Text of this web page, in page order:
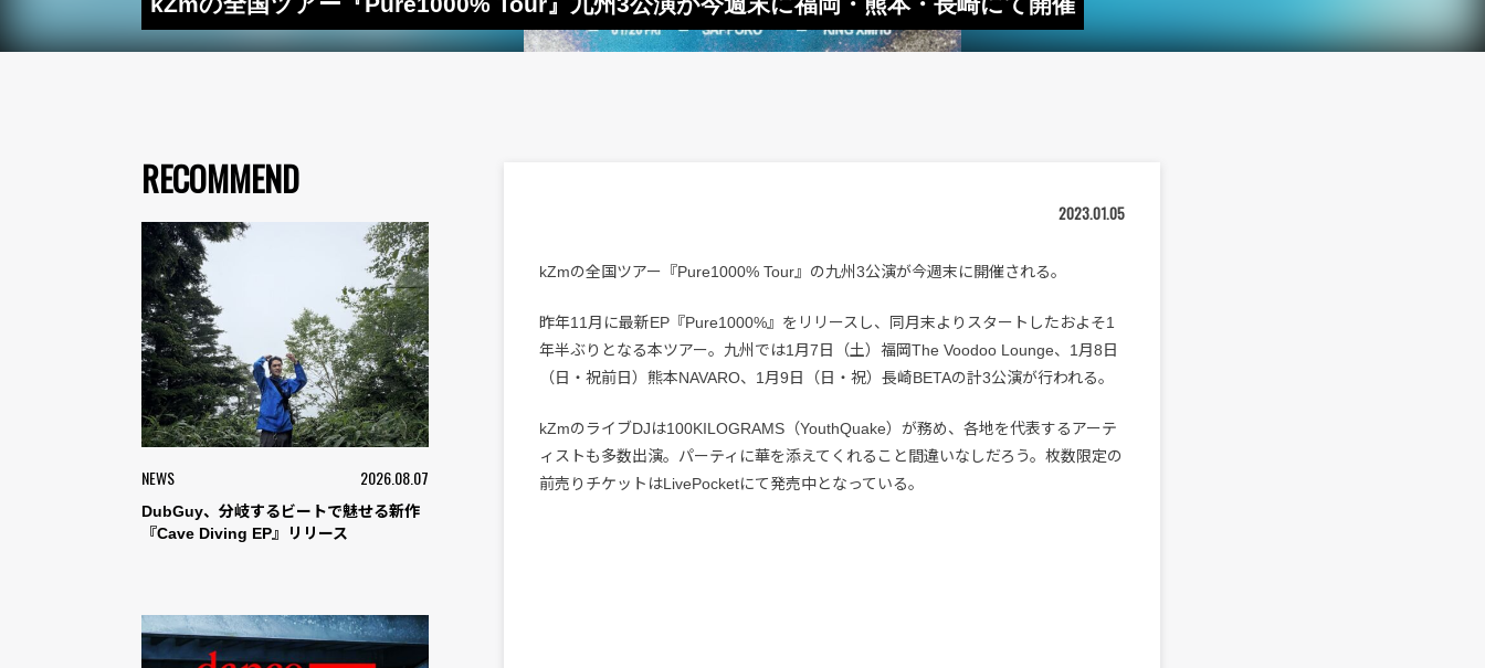
RECOMMEND
NEWS 2026.08.07
DubGuy、分岐するビートで魅せる新作
『Cave Diving EP』リリース
2023.01.05
kZmの全国ツアー『Pure1000% Tour』の九州3公演が今週末に開催される。
昨年11月に最新EP『Pure1000%』をリリースし、同月末よりスタートしたおよそ1
年半ぶりとなる本ツアー。九州では1月7日（土）福岡The Voodoo Lounge、1月8日
（日・祝前日）熊本NAVARO、1月9日（日・祝）長崎BETAの計3公演が行われる。
kZmのライブDJは100KILOGRAMS（YouthQuake）が務め、各地を代表するアーテ
ィストも多数出演。パーティに華を添えてくれること間違いなしだろう。枚数限定の
前売りチケットはLivePocketにて発売中となっている。